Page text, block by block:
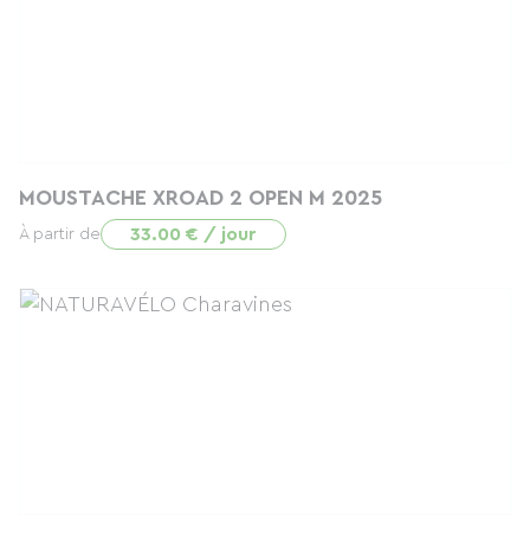
MOUSTACHE XROAD 2 OPEN M 2025
À partir de 33.00 € / jour